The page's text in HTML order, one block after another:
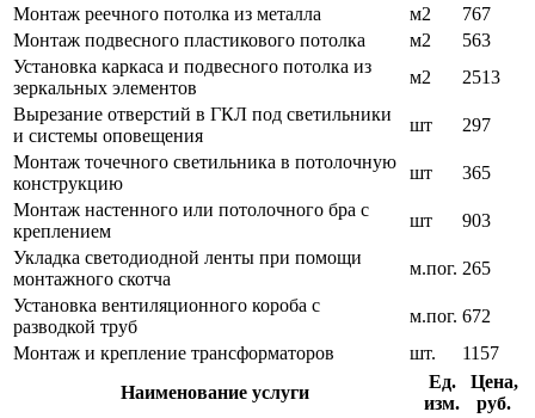
Монтаж реечного потолка из металла
м2
767
Монтаж подвесного пластикового потолка
м2
563
Установка каркаса и подвесного потолка из
зеркальных элементов
м2
2513
Вырезание отверстий в ГКЛ под светильники
и системы оповещения
шт
297
Монтаж точечного светильника в потолочную
конструкцию
шт
365
Монтаж настенного или потолочного бра с
креплением
шт
903
Укладка светодиодной ленты при помощи
монтажного скотча
м.пог. 265
Установка вентиляционного короба с
разводкой труб
м.пог. 672
Монтаж и крепление трансформаторов
шт.
1157
Наименование услуги
Ед.
изм.
Цена,
руб.